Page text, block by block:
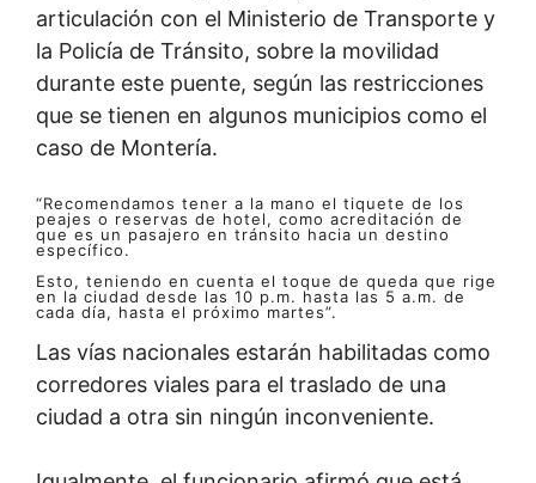
articulación con el Ministerio de Transporte y
la Policía de Tránsito, sobre la movilidad
durante este puente, según las restricciones
que se tienen en algunos municipios como el
caso de Montería.
“Recomendamos tener a la mano el tiquete de los
peajes o reservas de hotel, como acreditación de
que es un pasajero en tránsito hacia un destino
específico.
Esto, teniendo en cuenta el toque de queda que rige
en la ciudad desde las 10 p.m. hasta las 5 a.m. de
cada día, hasta el próximo martes”.
Las vías nacionales estarán habilitadas como
corredores viales para el traslado de una
ciudad a otra sin ningún inconveniente.